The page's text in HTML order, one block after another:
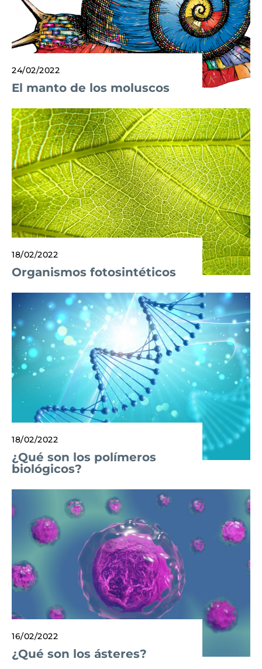
24/02/2022
El manto de los moluscos
18/02/2022
Organismos fotosintéticos
18/02/2022
¿Qué son los polímeros
biológicos?
16/02/2022
¿Qué son los ásteres?